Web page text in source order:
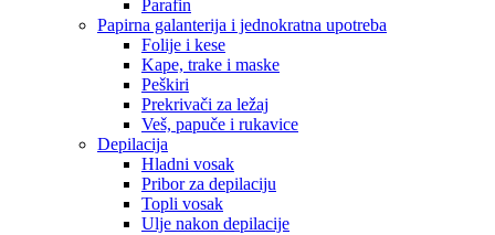
Parafin
Papirna galanterija i jednokratna upotreba
Folije i kese
Kape, trake i maske
Peškiri
Prekrivači za ležaj
Veš, papuče i rukavice
Depilacija
Hladni vosak
Pribor za depilaciju
Topli vosak
Ulje nakon depilacije